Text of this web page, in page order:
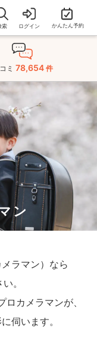
索 ログイン かんたん予約
ミ 78,654 件
ン
ラマン）なら
。
カメラマンが、
伺います。